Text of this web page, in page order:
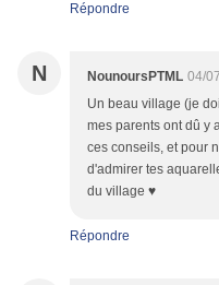
Répondre
N NounoursPTML 04/
Un beau village (je
mes parents ont dû y
ces conseils, et pour
d'admirer tes
du village ♥
Répondre